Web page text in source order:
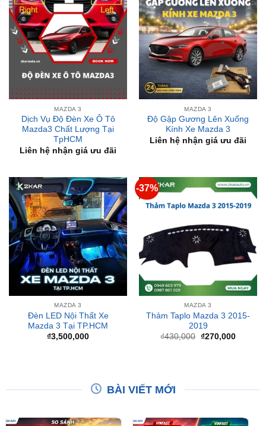
MAZDA 3
Dịch Vụ Độ Đèn Xe Ô Tô
Mazda3 Chất Lượng Tại
TpHCM
Liên hệ nhận giá ưu đãi
MAZDA 3
Độ Gập Gương Lên Xuống
Kính Xe Mazda 3
Liên hệ nhận giá ưu đãi
MAZDA 3
Đèn LED Nội Thất Xe
Mazda 3 Tại TP.HCM
3,500,000
Thảm Taplo Mazda 3 2015-
2019
430,000 Giá
gốc
là:
₫430,000.
₫270,000
hiện
tại